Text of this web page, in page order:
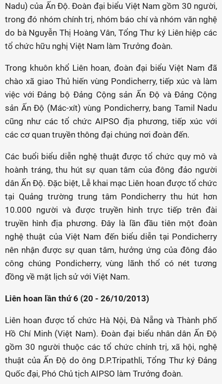
Nadu) của Ấn Độ. Đoàn đại biểu Việt Nam gồm 30 người,
trong đó nhóm chính trị, nhóm báo chí và nhóm văn nghệ
do bà Nguyễn Thị Hoàng Vân, Tổng Thư ký Liên hiệp các
tổ chức hữu nghị Việt Nam làm Trưởng đoàn.
Trong khuôn khổ Liên hoan, đoàn đại biểu Việt Nam đã
chào xã giao Thủ hiến vùng Pondicherry, tiếp xúc và làm
việc với Đảng bộ Đảng Cộng sản Ấn Độ và Đảng Cộng
sản Ấn Độ (Mác-xít) vùng Pondicherry, bang Tamil Nadu
cũng như các tổ chức AIPSO địa phương, tiếp xúc với
các cơ quan truyền thông đại chúng nơi đoàn đến.
Các buổi biểu diễn nghệ thuật được tổ chức quy mô và
hoành tráng, thu hút sự quan tâm của đông đảo người
dân Ấn Độ. Đặc biệt, Lễ khai mạc Liên hoan được tổ chức
tại Quảng trường trung tâm Pondicherry thu hút hơn
10.000 người và được truyền hình trực tiếp trên đài
truyền hình địa phương. Đây là lần đầu tiên một đoàn
nghệ thuật của Việt Nam đến biểu diễn tại Pondicherry
nên nhận được sự quan tâm, hưởng ứng của đông đảo
công chúng Pondicherry, vùng lãnh thổ có nét tương
đồng về mặt lịch sử với Việt Nam.
Liên hoan lần thứ 6 (20 - 26/10/2013)
Liên hoan được tổ chức Hà Nội, Đà Nẵng và Thành phố
Hồ Chí Minh (Việt Nam). Đoàn đại biểu nhân dân Ấn Độ
gồm 30 người thuộc các tổ chức chính trị, xã hội, nghệ
thuật của Ấn Độ do ông D.P.Tripathli, Tổng Thư ký Đảng
Quốc đại, Phó Chủ tịch AIPSO làm Trưởng đoàn.